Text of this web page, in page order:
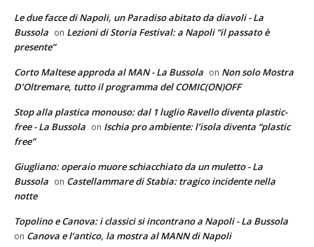
Le due facce di Napoli, un Paradiso abitato da diavoli - La
Bussola on Lezioni di Storia Festival: a Napoli “il passato è
presente”
Corto Maltese approda al MAN - La Bussola on Non solo Mostra
D’Oltremare, tutto il programma del COMIC(ON)OFF
Stop alla plastica monouso: dal 1 luglio Ravello diventa plastic-
free - La Bussola on Ischia pro ambiente: l’isola diventa “plastic
free”
Giugliano: operaio muore schiacchiato da un muletto - La
Bussola on Castellammare di Stabia: tragico incidente nella
notte
Topolino e Canova: i classici si incontrano a Napoli - La Bussola
on Canova e l’antico, la mostra al MANN di Napoli